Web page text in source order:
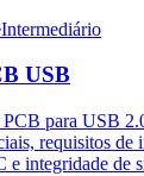
Intermediário
USB
para USB
requisitos
e integridade de